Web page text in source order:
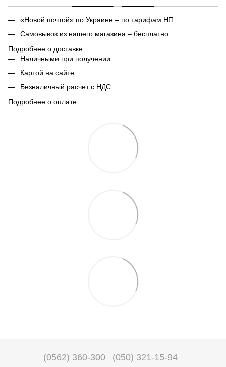
«Новой почтой» по Украине – по тарифам НП.
Самовывоз из нашего магазина – бесплатно.
Подробнее о доставке.
Наличными при получении
Картой на сайте
Безналичный расчет с НДС
Подробнее о оплате
(0562) 360-300 (050) 321-15-94